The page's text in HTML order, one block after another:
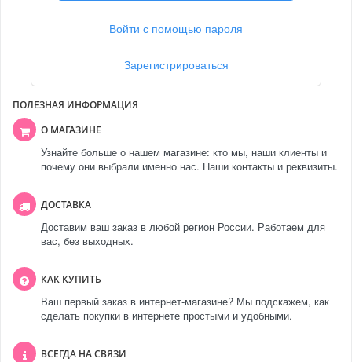
Войти с помощью пароля
Зарегистрироваться
ПОЛЕЗНАЯ ИНФОРМАЦИЯ
О МАГАЗИНЕ
Узнайте больше о нашем магазине: кто мы, наши клиенты и
почему они выбрали именно нас. Наши контакты и реквизиты.
ДОСТАВКА
Доставим ваш заказ в любой регион России. Работаем для
вас, без выходных.
КАК КУПИТЬ
Ваш первый заказ в интернет-магазине? Мы подскажем, как
сделать покупки в интернете простыми и удобными.
ВСЕГДА НА СВЯЗИ